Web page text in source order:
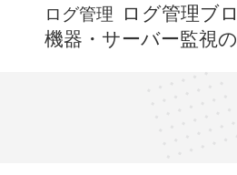
ログ管理
ログ管理ブ
機器・サーバー監視